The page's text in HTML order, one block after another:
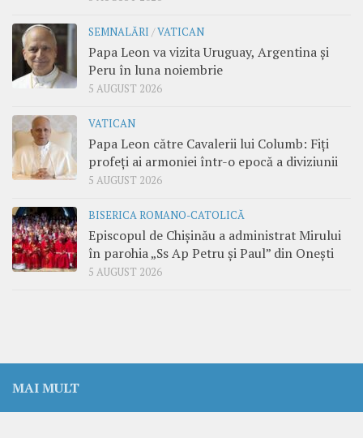
SEMNALĂRI /VATICAN
Papa Leon va vizita Uruguay, Argentina și
Peru în luna noiembrie
5 AUGUST 2026
VATICAN
Papa Leon către Cavalerii lui Columb: Fiți
profeți ai armoniei într-o epocă a diviziunii
5 AUGUST 2026
BISERICA ROMANO-CATOLICĂ
Episcopul de Chișinău a administrat Mirului
în parohia „Ss Ap Petru și Paul” din Onești
5 AUGUST 2026
MAI MULT